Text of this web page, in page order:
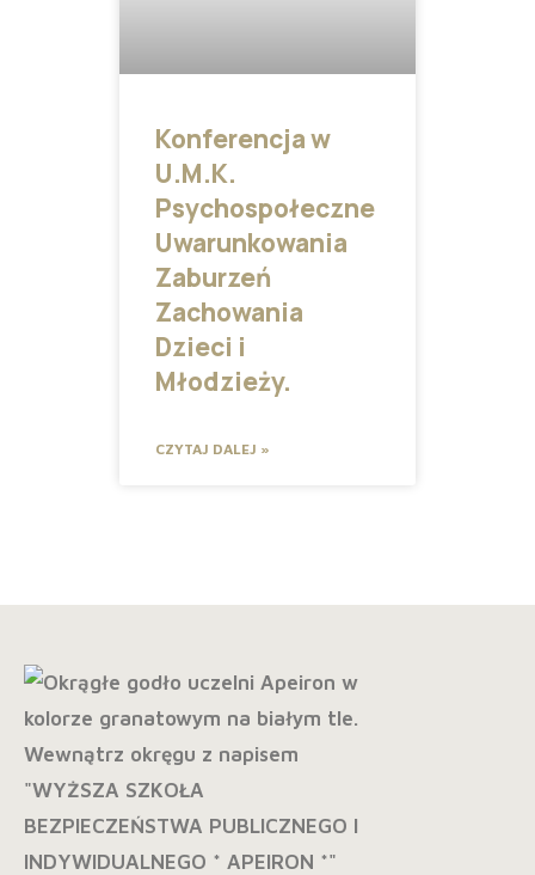
Konferencja w
U.M.K.
Psychospołeczne
Uwarunkowania
Zaburzeń
Zachowania
Dzieci i
Młodzieży.
CZYTAJ DALEJ »